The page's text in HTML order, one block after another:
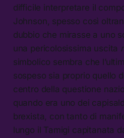
difficile interpretare il
Johnson, spesso così
dubbio che mirasse a uno
una pericolosissima uscita
simbolico sembra che
sospeso sia proprio quello
centro della questione
quando era uno dei
brexista, con tanto di
lungo il Tamigi capitanata